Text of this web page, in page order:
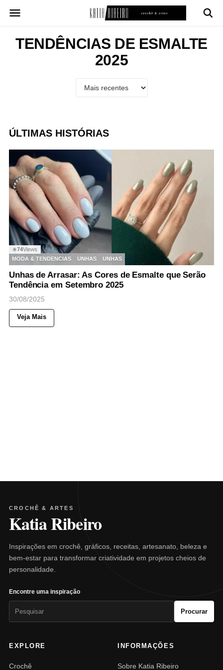
para
conteúdoTENDÊNCIAS DE ESMALTE
2025
ÚLTIMAS HISTÓRIAS
◉74Views
MODA & TENDENCIAS
UNHAS UNHAS
Unhas de Arrasar: As Cores de Esmalte que Serão
Tendência em Setembro 2025
30/08/2025
Veja Mais
CROCHÊ & ARTES
Katia Ribeiro
Inspirações em crochê, gráficos, receitas, artesanato, beleza e
bem-estar para transformar criatividade em projetos cheios de
personalidade.
Encontre uma inspiração
Procurar
EXPLORE
Crochê
INFORMAÇÕES
Sobre Katia Ribeiro